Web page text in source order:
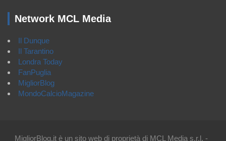
Network MCL Media
Il Dunque
Il Tarantino
Londra Today
FanPuglia
MigliorBlog
MondoCalcioMagazine
MigliorBlog.it è un sito web di proprietà di MCL Media s.r.l. -